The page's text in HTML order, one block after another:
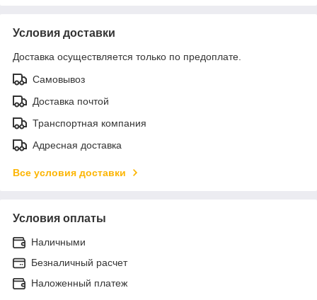
Условия доставки
Доставка осуществляется только по предоплате.
Самовывоз
Доставка почтой
Транспортная компания
Адресная доставка
Все условия доставки
Условия оплаты
Наличными
Безналичный расчет
Наложенный платеж